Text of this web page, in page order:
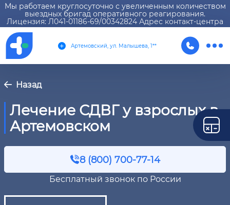
Мы работаем круглосуточно с увеличенным количеством
выездных бригад оперативного реагирования.
Лицензия: Л041-01186-69/00342824 Адрес контакт-центра
Артемовский, ул. Малышева, 1**
Назад
Лечение СДВГ у взрослых в
Артемовском
8 (800) 700-77-14
Бесплатный звонок по России